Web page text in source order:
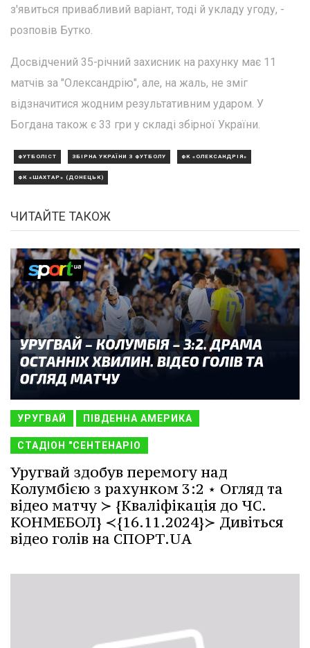
з'явиться привабливий варіант, тоді й укладу угоду, -
розповів Бутко.
Досвідчений 35-річний захисник на рахунку має 11
матчів за "Олександрію", але, на жаль, не зміг
відзначитися жодним результативним ударом. У
Богдана також є 33 гри у складі збірної України.
ФУТБОЛІСТ ЗБІРНА УКРАЇНИ З ФУТБОЛУ ФК «ОЛЕКСАНДРІЯ»
ФК «ШАХТАР» (ДОНЕЦЬК)
ЧИТАЙТЕ ТАКОЖ
УРУГВАЙ ПІВДЕННА АМЕРИКА
СТАДІОН "СЕНТЕНАРІО
Уругвай здобув перемогу над
Колумбією з рахунком 3:2 ⋆ Огляд та
відео матчу ≻ {Кваліфікація до ЧС.
КОНМЕБОЛ} ≺{16.11.2024}≻ Дивіться
відео голів на СПОРТ.UA